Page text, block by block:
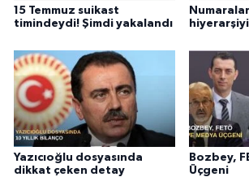
15 Temmuz suikast
timindeydi! Şimdi yakalandı
Yazıcıoğlu dosyasında
dikkat çeken detay
Bozbey,
Üçgeni